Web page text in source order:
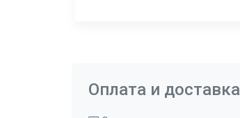
Оплата и доставка